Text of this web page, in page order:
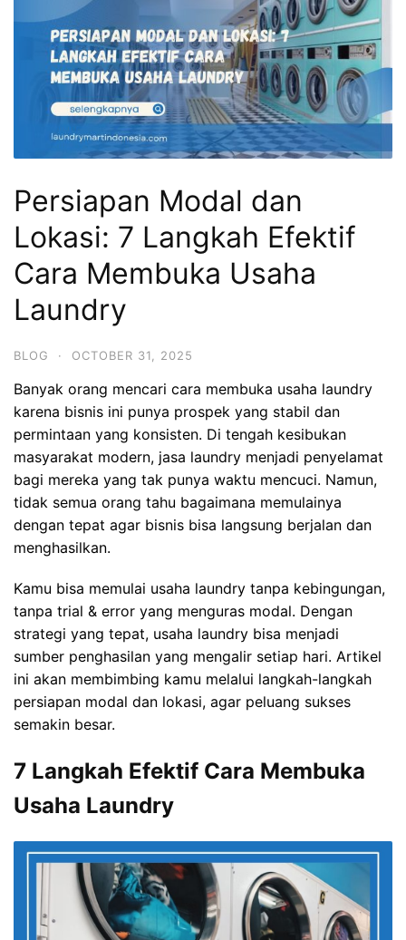
Persiapan Modal dan
Lokasi: 7 Langkah Efektif
Cara Membuka Usaha
Laundry
BLOG · OCTOBER 31, 2025
Banyak orang mencari cara membuka usaha laundry
karena bisnis ini punya prospek yang stabil dan
permintaan yang konsisten. Di tengah kesibukan
masyarakat modern, jasa laundry menjadi penyelamat
bagi mereka yang tak punya waktu mencuci. Namun,
tidak semua orang tahu bagaimana memulainya
dengan tepat agar bisnis bisa langsung berjalan dan
menghasilkan.
Kamu bisa memulai usaha laundry tanpa kebingungan,
tanpa trial & error yang menguras modal. Dengan
strategi yang tepat, usaha laundry bisa menjadi
sumber penghasilan yang mengalir setiap hari. Artikel
ini akan membimbing kamu melalui langkah-langkah
persiapan modal dan lokasi, agar peluang sukses
semakin besar.
7 Langkah Efektif Cara Membuka
Usaha Laundry